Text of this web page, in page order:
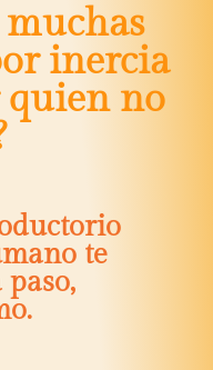
muchas
inercia
quien no
te